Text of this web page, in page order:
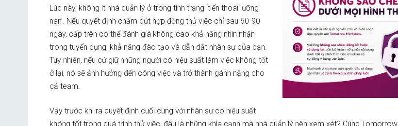
Lúc này, không ít nhà quản lý ở trong tình trạng ‘tiến thoái lưỡng
nan’. Nếu quyết định chấm dứt hợp đồng thử việc chỉ sau 60-90
ngày, cấp trên có thể đánh giá không cao khả năng nhìn nhận
trong tuyển dụng, khả năng đào tạo và dẫn dắt nhân sự của bạn.
Tuy nhiên, nếu cứ giữ những người có hiệu suất làm việc không tốt
ở lại, nó sẽ ảnh hưởng đến công việc và trở thành gánh nặng cho
cả team.
Vậy trước khi ra quyết định cuối cùng với nhân sự có hiệu suất
không tốt trong quá trình thử việc, đâu là những khía cạnh mà nhà quản lý nên xem xét? Cùng Tomorrow